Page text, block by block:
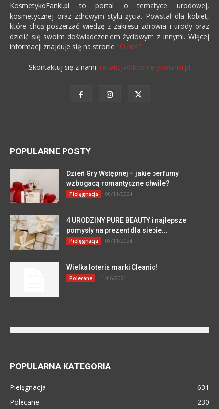
KosmetykoFanki.pl to portal o tematyce urodowej,
kosmetycznej oraz zdrowym stylu życia. Powstał dla kobiet,
które chcą poszerzać wiedzę z zakresu zdrowia i urody oraz
dzielić się swoim doświadczeniem życiowym z innymi. Więcej
informacji znajduje się na stronie "O nas"
Skontaktuj się z nami: redakcja@kosmetykofanki.pl
POPULARNE POSTY
Dzień Gry Wstępnej – jakie perfumy
wzbogacą romantyczne chwile?
Pielęgnacja 08/11/2024
4 URODZINY PURE BEAUTY i najlepsze
pomysły na prezent dla siebie...
Pielęgnacja 08/11/2024
Wielka loteria marki Cleanic!
Polecane 11/06/2024
POPULARNA KATEGORIA
Pielęgnacja
631
Polecane
230